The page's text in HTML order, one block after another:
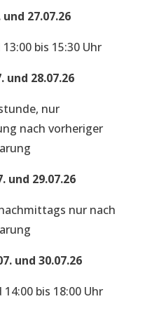
27.07.26
bis 15:30 Uhr
und 28.07.26
nur
nach vorheriger
und 29.07.26
nur nach
und 30.07.26
bis 18:00 Uhr